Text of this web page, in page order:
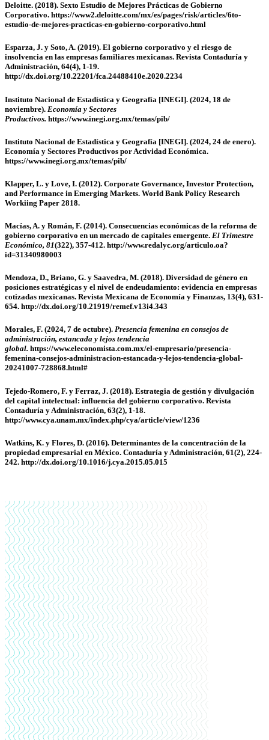
Deloitte. (2018). Sexto Estudio de Mejores Prácticas de Gobierno
Corporativo. https://www2.deloitte.com/mx/es/pages/risk/articles/6to-
estudio-de-mejores-practicas-en-gobierno-corporativo.html
Esparza, J. y Soto, A. (2019). El gobierno corporativo y el riesgo de
insolvencia en las empresas familiares mexicanas. Revista Contaduría y
Administración, 64(4), 1-19.
http://dx.doi.org/10.22201/fca.24488410e.2020.2234
Instituto Nacional de Estadística y Geografía [INEGI]. (2024, 18 de
noviembre). Economía y Sectores
Productivos. https://www.inegi.org.mx/temas/pib/
Instituto Nacional de Estadística y Geografía [INEGI]. (2024, 24 de enero).
Economía y Sectores Productivos por Actividad Económica.
https://www.inegi.org.mx/temas/pib/
Klapper, L. y Love, I. (2012). Corporate Governance, Investor Protection,
and Performance in Emerging Markets. World Bank Policy Research
Workiing Paper 2818.
Macías, A. y Román, F. (2014). Consecuencias económicas de la reforma de
gobierno corporativo en un mercado de capitales emergente. El Trimestre
Económico, 81(322), 357-412. http://www.redalyc.org/articulo.oa?
id=31340980003
Mendoza, D., Briano, G. y Saavedra, M. (2018). Diversidad de género en
posiciones estratégicas y el nivel de endeudamiento: evidencia en empresas
cotizadas mexicanas. Revista Mexicana de Economía y Finanzas, 13(4), 631-
654. http://dx.doi.org/10.21919/remef.v13i4.343
Morales, F. (2024, 7 de octubre). Presencia femenina en consejos de
administración, estancada y lejos tendencia
global. https://www.eleconomista.com.mx/el-empresario/presencia-
femenina-consejos-administracion-estancada-y-lejos-tendencia-global-
20241007-728868.html#
Tejedo-Romero, F. y Ferraz, J. (2018). Estrategia de gestión y divulgación
del capital intelectual: influencia del gobierno corporativo. Revista
Contaduría y Administración, 63(2), 1-18.
http://www.cya.unam.mx/index.php/cya/article/view/1236
Watkins, K. y Flores, D. (2016). Determinantes de la concentración de la
propiedad empresarial en México. Contaduría y Administración, 61(2), 224-
242. http://dx.doi.org/10.1016/j.cya.2015.05.015